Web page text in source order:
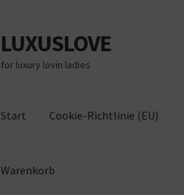
Zur
Navigation
springen
Zum
Inhalt
springen
LUXUSLOVE
for luxury lovin ladies
Start Cookie-Richtlinie (EU)
Warenkorb